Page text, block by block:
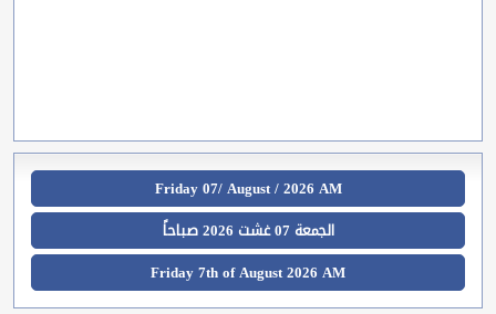
Friday 07/ August / 2026 AM
الجمعة 07 غشت 2026 صباحاً
Friday 7th of August 2026 AM